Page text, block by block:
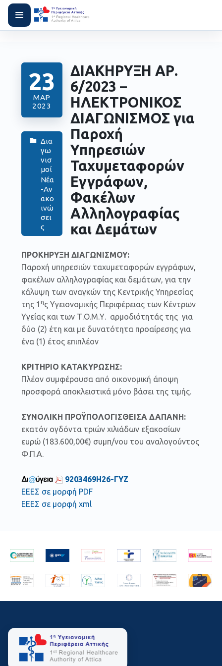
23
ΜΑΡ
2023
Δια
γω
νισ
μοί
Νέα
-Αν
ακο
ινώ
σει
ς
ΔΙΑΚΗΡΥΞΗ ΑΡ.
6/2023 –
ΗΛΕΚΤΡΟΝΙΚΟΣ
ΔΙΑΓΩΝΙΣΜΟΣ για
Παροχή
Υπηρεσιών
Ταχυμεταφορών
Εγγράφων,
Φακέλων
Αλληλογραφίας
και Δεμάτων
ΠΡΟΚΗΡΥΞΗ ΔΙΑΓΩΝΙΣΜΟΥ:
Παροχή υπηρεσιών ταχυμεταφορών εγγράφων,
φακέλων αλληλογραφίας και δεμάτων, για την
κάλυψη των αναγκών της Κεντρικής Υπηρεσίας
της 1 ης Υγειονομικής Περιφέρειας των Κέντρων
Υγείας και των Τ.Ο.Μ.Υ. αρμοδιότητάς της για
δύο (2) έτη και με δυνατότητα προαίρεσης για
ένα (1) έτος επιπλέον
ΚΡΙΤΗΡΙΟ ΚΑΤΑΚΥΡΩΣΗΣ:
Πλέον συμφέρουσα από οικονομική άποψη
προσφορά αποκλειστικά μόνο βάσει της τιμής.
ΣΥΝΟΛΙΚΗ ΠΡΟΫΠΟΛΟΓΙΣΘΕΙΣΑ ΔΑΠΑΝΗ:
εκατόν ογδόντα τριών χιλιάδων εξακοσίων
ευρώ (183.600,00€) συμπ/νου του αναλογούντος
Φ.Π.Α.
9203469Η26-ΓΥΖ
ΕΕΕΣ σε μορφή PDF
ΕΕΕΣ σε μορφή xml